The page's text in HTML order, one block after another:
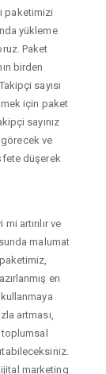
paketimizi
yükleme
Paket
birden
sayısı
için paket
sayınız
görecek ve
düşerek
artırılır ve
malumat
paketimiz,
en
artması,
toplumsal
marketing